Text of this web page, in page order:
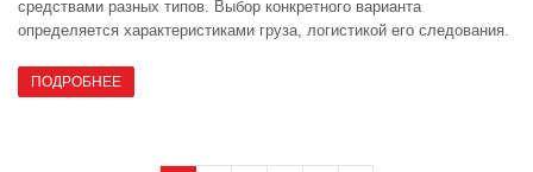
средствами разных типов. Выбор конкретного варианта
определяется характеристиками груза, логистикой его следования.
ПОДРОБНЕЕ